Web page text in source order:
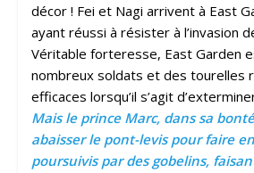
décor ! Fei et Nagi arrivent à East
ayant réussi à résister à l’invasion
Véritable forteresse, East Garden
nombreux soldats et des tourelles
efficaces lorsqu’il s’agit
Mais le prince Marc, dans sa
abaisser le pont-levis pour faire
poursuivis par des gobelins,